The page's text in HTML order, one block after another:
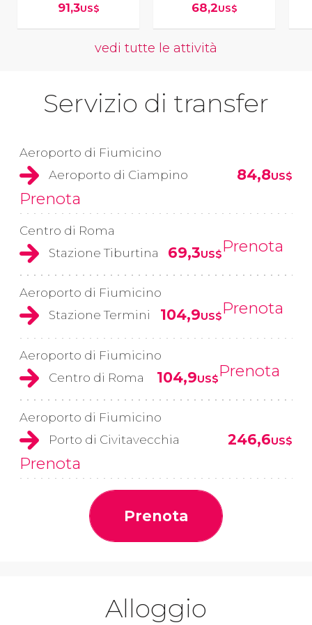
91,3US$ 68,2US$
vedi tutte le attività
Servizio di transfer
Aeroporto di Fiumicino
Aeroporto di Ciampino
84,8US$
Prenota
Centro di Roma
Stazione Tiburtina
69,3US$Prenota
Aeroporto di Fiumicino
Stazione Termini
104,9US$Prenota
Aeroporto di Fiumicino
Centro di Roma
104,9US$Prenota
Aeroporto di Fiumicino
Porto di Civitavecchia
246,6US$
Prenota
Prenota
Alloggio